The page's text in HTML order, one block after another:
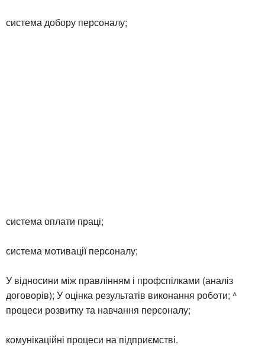
система добору персоналу;
система оплати праці;
система мотивації персоналу;
У відносини між правлінням і профспілками (аналіз
договорів); У оцінка результатів виконання роботи; ^
процеси розвитку та навчання персоналу;
комунікаційні процеси на підприємстві.